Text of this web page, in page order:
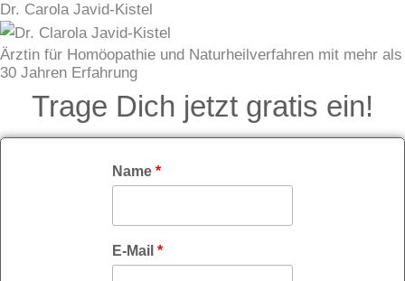
Zum
Inhalt
springen
Dr. Carola Javid-Kistel
Ärztin für Homöopathie und Naturheilverfahren mit mehr als
30 Jahren Erfahrung
Trage Dich jetzt gratis ein!
Name *
E-Mail *